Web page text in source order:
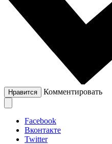
Нравится Комментировать
Facebook
Вконтакте
Twitter